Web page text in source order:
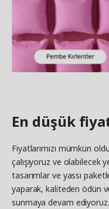
En düşük
Fiyatlarımızı mümkün
çalışıyoruz ve olabilecek
tasarımlar ve yassı
yaparak, kaliteden ödün
sunmaya devam